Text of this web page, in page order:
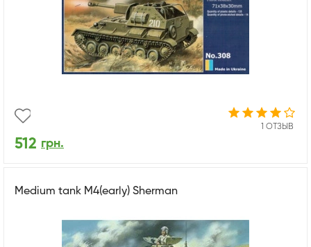
1 ОТЗЫВ
512 грн.
Medium tank M4(early) Sherman